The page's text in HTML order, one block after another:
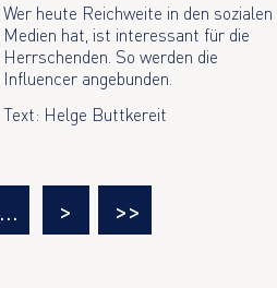
Wer heute Reichweite in den sozialen
Medien hat, ist interessant für die
Herrschenden. So werden die
Influencer angebunden.
Text: Helge Buttkereit
… > >>